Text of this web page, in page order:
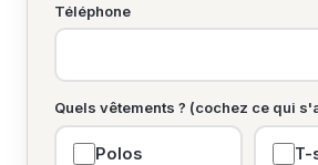
Téléphone
Quels vêtements ? (cochez ce qui
Polos T-